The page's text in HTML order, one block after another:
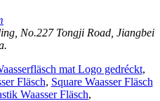
No.227 Tongji Road, Jiangbei
mat Logo gedréckt,
Fläsch, Square Waasser Fläsch
Waasser Fläsch,